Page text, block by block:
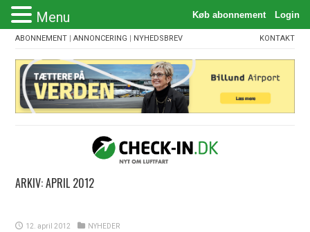
ABONNEMENT |ANNONCERING | NYHEDSBREV KONTAKT
ARKIV:APRIL 2012
12. april 2012 NYHEDER
Menu